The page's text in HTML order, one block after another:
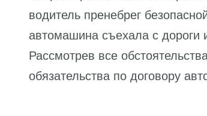
водитель пренебрег
автомашина съехала с дороги
Рассмотрев все
обязательства по договору